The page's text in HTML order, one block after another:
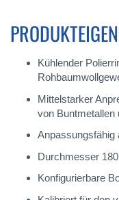
Kühlender
Mittelstarker
von Buntmetallen
Anpassungsfähig
Durchmesser
Konfigurierbare